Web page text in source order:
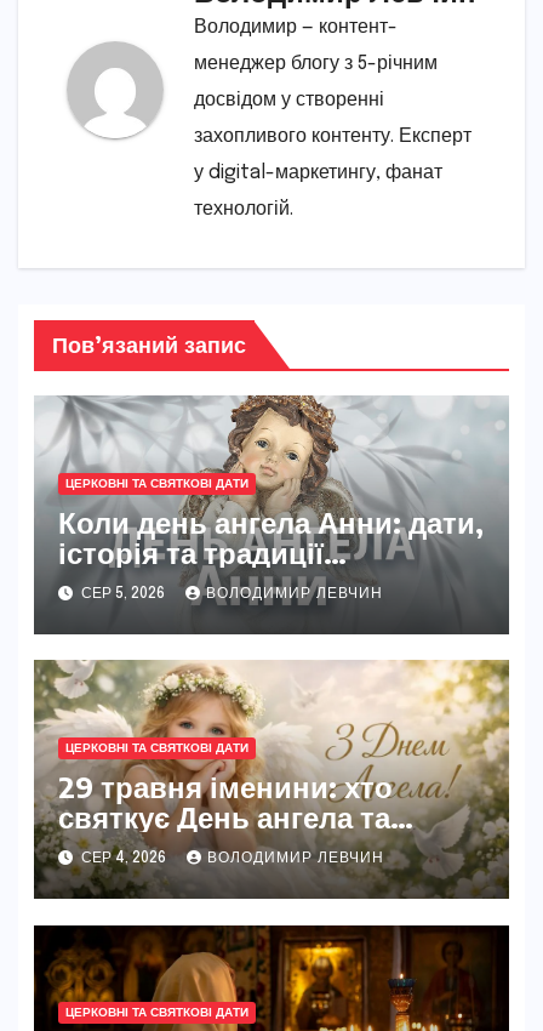
Володимир — контент-
менеджер блогу з 5-річним
досвідом у створенні
захопливого контенту. Експерт
у digital-маркетингу, фанат
технологій.
Пов’язаний запис
ЦЕРКОВНІ ТА СВЯТКОВІ ДАТИ
Коли день ангела Анни: дати,
історія та традиції
святкування
СЕР 5, 2026 ВОЛОДИМИР ЛЕВЧИН
ЦЕРКОВНІ ТА СВЯТКОВІ ДАТИ
29 травня іменини: хто
святкує День ангела та
традиції свята
СЕР 4, 2026 ВОЛОДИМИР ЛЕВЧИН
ЦЕРКОВНІ ТА СВЯТКОВІ ДАТИ